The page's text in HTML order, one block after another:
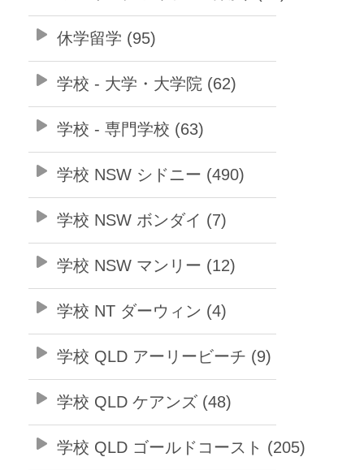
休学留学 (95)
学校 - 大学・大学院 (62)
学校 - 専門学校 (63)
学校 NSW シドニー (490)
学校 NSW ボンダイ (7)
学校 NSW マンリー (12)
学校 NT ダーウィン (4)
学校 QLD アーリービーチ (9)
学校 QLD ケアンズ (48)
学校 QLD ゴールドコースト (205)